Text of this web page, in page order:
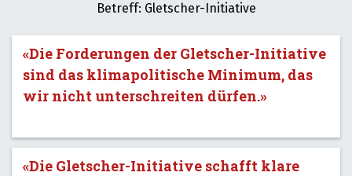
Betreff: Gletscher-Initiative
«Die Forderungen der Gletscher-Initiative
sind das klimapolitische Minimum, das
wir nicht unterschreiten dürfen.»
«Die Gletscher-Initiative schafft klare